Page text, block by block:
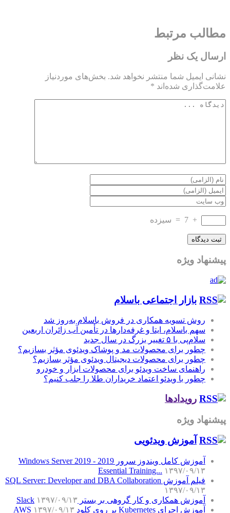
مطالب مرتبط
ارسال یک نظر
نشانی ایمیل شما منتشر نخواهد شد. بخش‌های موردنیاز
علامت‌گذاری شده‌اند *
+
7
= سیزده
پیشنهاد ویژه
بازار اجتماعی باسلام
روش تسویه همکاری در فروش باسلام به‌روز شد
سهم باسلام، ایتا و غرفه‌دارها در تأمین آب زائران اربعین
سلام‌پی با ۵ تغییر بزرگ در سال جدید
چطور برای محصولات مد و پوشاک ویدئوی مؤثر بسازیم؟
چطور برای محصولات دیجیتال ویدئوی مؤثر بسازیم؟
راهنمای ساخت ویدئو برای محصولات ابزار و خودرو
چطور با ویدئو اعتماد خریداران طلا را جلب کنیم؟
رویدادها
پیشنهاد ویژه
آموزش‌ ویدئویی
آموزش کامل ویندوز سرور 2019 - Windows Server 2019
Essential Training... ۱۳۹۷/۰۹/۱۳
فیلم آموزش SQL Server: Developer and DBA Collaboration
۱۳۹۷/۰۹/۱۳
آموزش همکاری و کار گروهی بر بستر Slack ۱۳۹۷/۰۹/۱۳
آموزش اجرای Kubernetes بر روی کلود AWS
۱۳۹۷/۰۹/۱۳